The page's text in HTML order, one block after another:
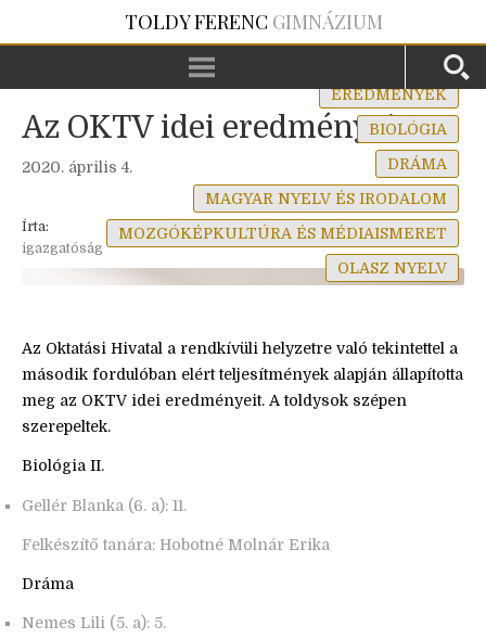
TOLDY FERENC GIMNÁZIUM
Az OKTV idei eredményei
2020. április 4.
Írta:
igazgatóság
EREDMÉNYEK
BIOLÓGIA
DRÁMA
MAGYAR NYELV ÉS IRODALOM
MOZGÓKÉPKULTÚRA ÉS MÉDIAISMERET
OLASZ NYELV
Az Oktatási Hivatal a rendkívüli helyzetre való tekintettel a
második fordulóban elért teljesítmények alapján állapította
meg az OKTV idei eredményeit. A toldysok szépen
szerepeltek.
Biológia II.
Gellér Blanka (6. a): 11.
Felkészítő tanára: Hobotné Molnár Erika
Dráma
Nemes Lili (5. a): 5.